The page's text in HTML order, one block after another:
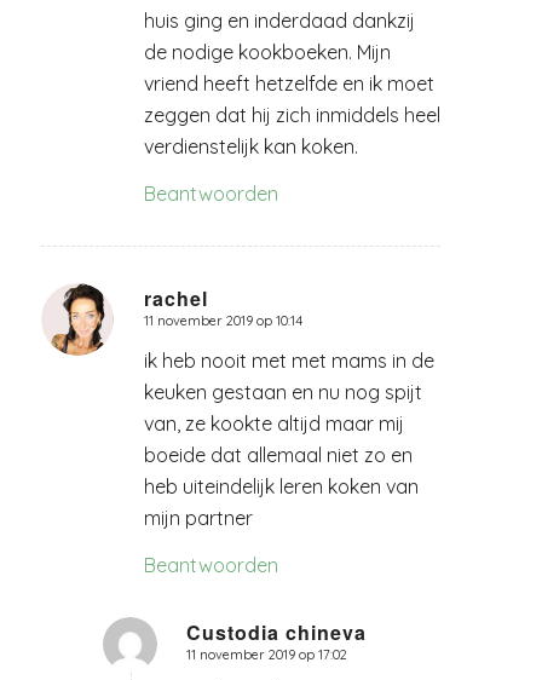
huis ging en inderdaad dankzij
de nodige kookboeken. Mijn
vriend heeft hetzelfde en ik moet
zeggen dat hij zich inmiddels heel
verdienstelijk kan koken.
Beantwoorden
rachel
zegt:
11 november 2019 op 10:14
ik heb nooit met met mams in de
keuken gestaan en nu nog spijt
van, ze kookte altijd maar mij
boeide dat allemaal niet zo en
heb uiteindelijk leren koken van
mijn partner
Beantwoorden
Custodia chineva
zegt:
11 november 2019 op 17:02